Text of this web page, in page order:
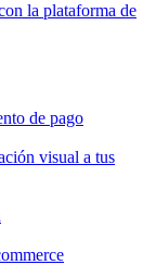
la plataforma de
de pago
visual a tus